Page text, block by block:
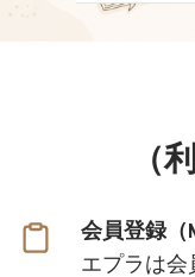
（
会員登録（
エプラは